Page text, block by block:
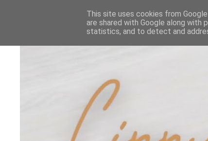
This site uses cookies from
are shared with Google along with
statistics, and to detect and